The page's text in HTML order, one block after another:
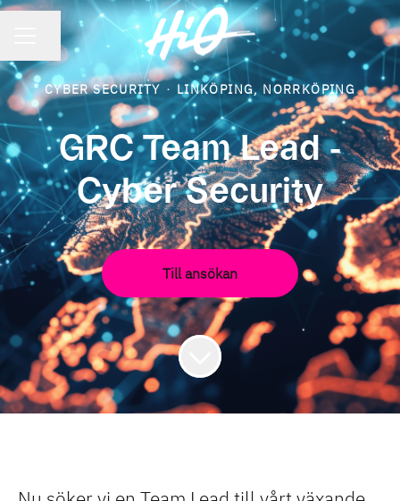
KARRIÄRMENY
Dela sidan
CYBER SECURITY · LINKÖPING, NORRKÖPING
GRC Team Lead -
Cyber Security
Till ansökan